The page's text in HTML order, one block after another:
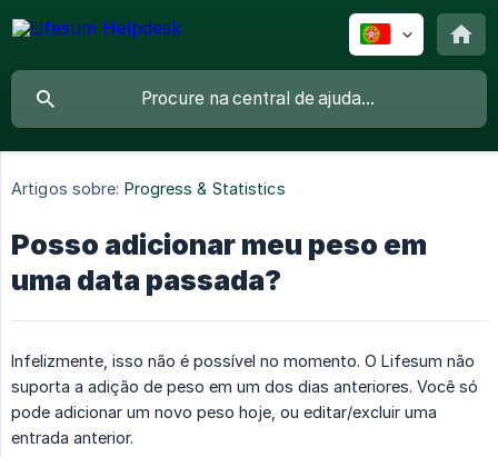
Artigos sobre: Progress & Statistics
Posso adicionar meu peso em
uma data passada?
Infelizmente, isso não é possível no momento. O Lifesum não
suporta a adição de peso em um dos dias anteriores. Você só
pode adicionar um novo peso hoje, ou editar/excluir uma
entrada anterior.